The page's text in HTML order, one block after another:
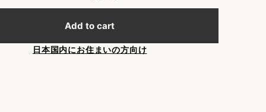
Add to cart
日本国内にお住まいの方向け